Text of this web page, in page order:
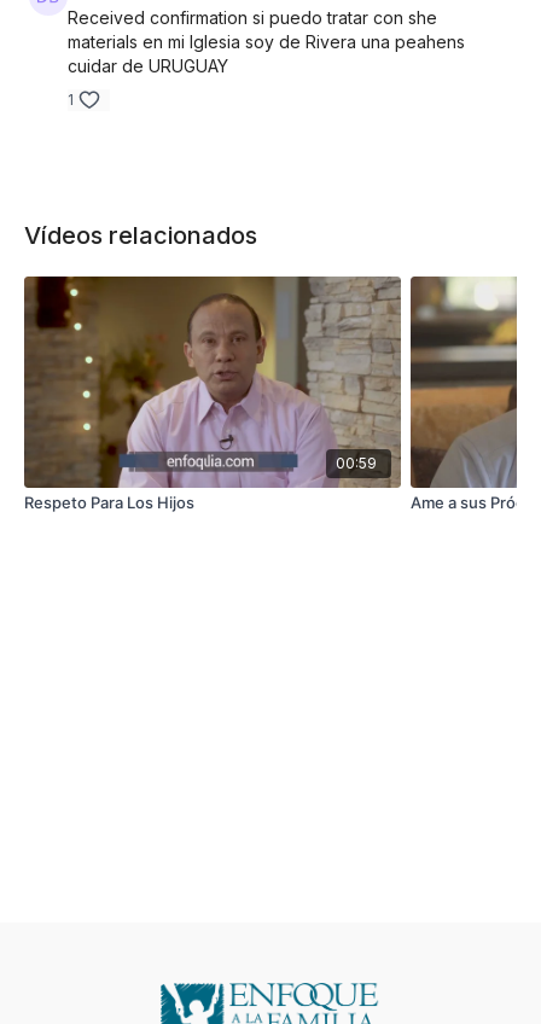
Received confirmation si puedo tratar con she
materials en mi Iglesia soy de Rivera una peahens
cuidar de URUGUAY
1
Vídeos relacionados
00:59
Respeto Para Los Hijos Ame a sus